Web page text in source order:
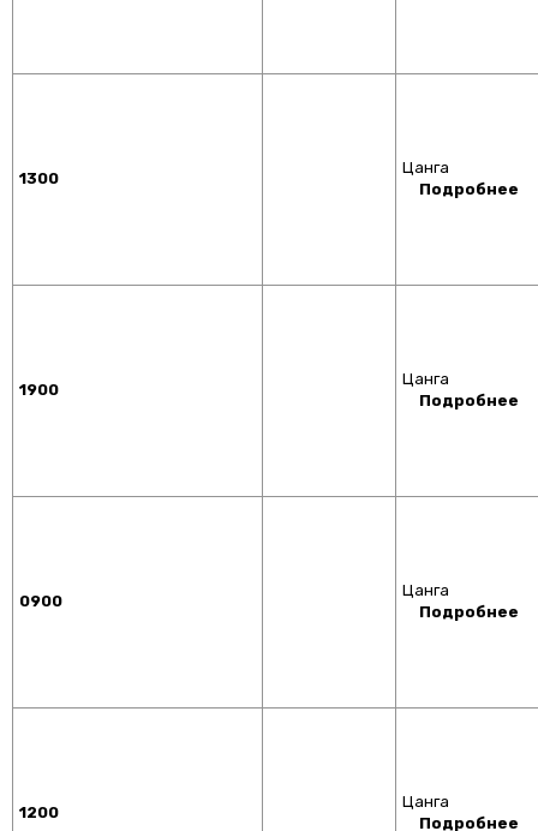
1300
Цанга
Подробнее
1900
Цанга
Подробнее
0900
Цанга
Подробнее
1200
Цанга
Подробнее